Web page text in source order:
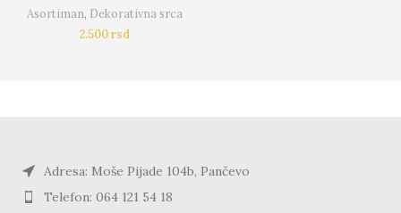
Asortiman, Dekorativna srca
2.500rsd
Adresa: Moše Pijade 104b, Pančevo
Telefon: 064 121 54 18